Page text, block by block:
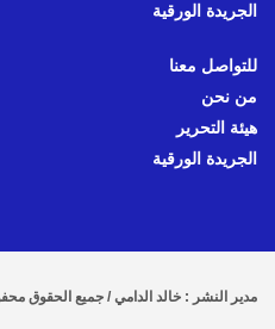
الجريدة الورقية
للتواصل معنا
من نحن
هيئة التحرير
الجريدة الورقية
مدير النشر : خالد الدامي / جميع الحقوق